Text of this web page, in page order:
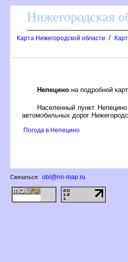
Нижегородская
Карта Нижегородской области /
Непецино на подробной
Населенный пункт
автомобильных дорог
Погода в Непецино
Связаться: obl@nn-map.ru